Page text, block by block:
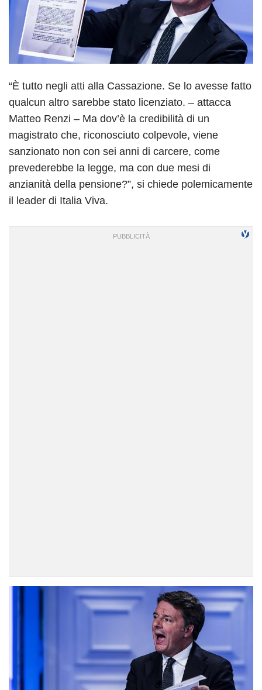
“È tutto negli atti alla Cassazione. Se lo avesse fatto
qualcun altro sarebbe stato licenziato. – attacca
Matteo Renzi – Ma dov’è la credibilità di un
magistrato che, riconosciuto colpevole, viene
sanzionato non con sei anni di carcere, come
prevederebbe la legge, ma con due mesi di
anzianità della pensione?”, si chiede polemicamente
il leader di Italia Viva.